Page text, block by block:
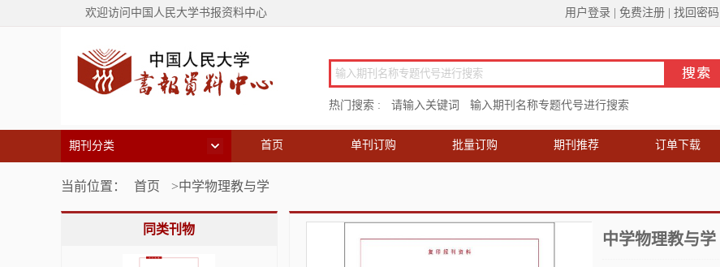
欢迎访问中国人民大学书报资料中心 用户登录 免费注册| 找回密码
热门搜索 : 请输入关键词 输入期刊名称专题代号进行搜索
期刊分类 首页 单刊订购 批量订购 期刊推荐 订单下载
当前位置： 首页 >中学物理教与学
同类刊物
中学物理教与学